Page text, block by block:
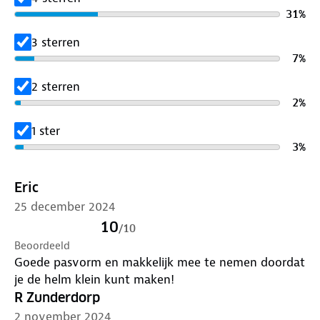
Specificaties fietshelm:
✓ Verborgen ventilatiegaten
✓ Verstelbare kinband met kliksluiting
✓ Voldoet aan veiligheidsnorm EN 1078
✓ Handig verstelsysteem voor ideale pasvorm
EPS-schuimstof
✓ Buitenschaal van krasvast polycarbonaat, met
Maten:
Hoofdomtrek: 56 - 59 cm (M) - gewicht: 340 gram
Hoofdomtrek: 60 - 63 cm (L) - gewicht: 370 gram
Veilig fietsen?Start met de juiste helm!
31%
3 sterren
7%
2 sterren
2%
1 ster
3%
Eric
25 december 2024
10/10
Beoordeeld
Goede pasvorm en makkelijk mee te nemen doordat
je de helm klein kunt maken!
R Zunderdorp
2 november 2024